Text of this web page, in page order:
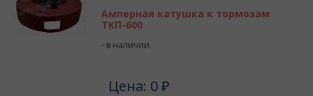
Амперная катушка к тормозам
ТКП-600
- в наличии.
Цена: 0 ₽